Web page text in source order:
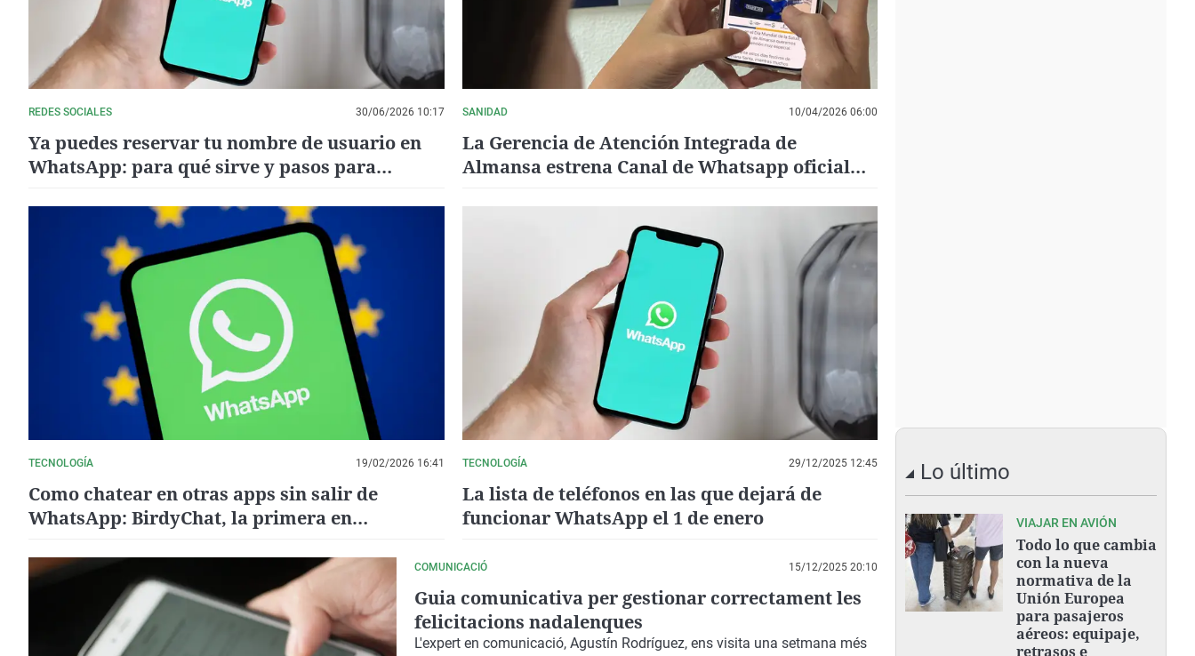
REDES SOCIALES 30/06/2026 10:17
Ya puedes reservar tu nombre de usuario en
WhatsApp: para qué sirve y pasos para
SANIDAD 10/04/2026 06:00
La Gerencia de Atención Integrada de
Almansa estrena Canal de Whatsapp oficial
TECNOLOGÍA 19/02/2026 16:41
Como chatear en otras apps sin salir de
WhatsApp: BirdyChat, la primera en
TECNOLOGÍA 29/12/2025 12:45
La lista de teléfonos en las que dejará de
funcionar WhatsApp el 1 de enero
COMUNICACIÓ 15/12/2025 20:10
Guia comunicativa per gestionar correctament les
felicitacions nadalenques
L'expert en comunicació, Agustín Rodríguez, ens visita una setmana més
Lo último
VIAJAR EN AVIÓN
Todo lo que cambia
con la nueva
normativa de la
Unión Europea
para pasajeros
aéreos: equipaje,
retrasos e